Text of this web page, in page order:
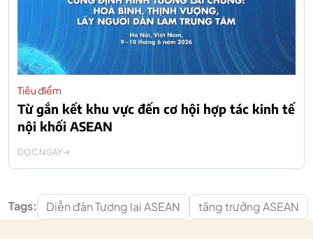
Tiêu điểm
Từ gắn kết khu vực đến cơ hội hợp tác kinh tế
nội khối ASEAN
ĐỌC NGAY
Tags: Diễn đàn Tương lai ASEAN tăng trưởng ASEAN